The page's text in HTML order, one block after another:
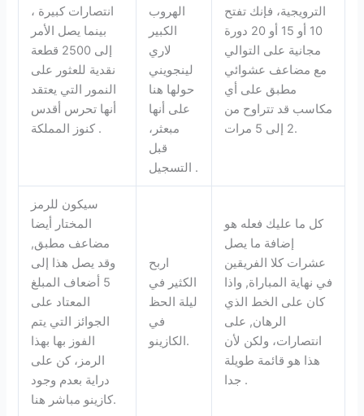
انتصارات كبيرة ،
بينما يصل الأمر
إلى 2500 قطعة
نقدية للعثور على
النمور التي يعتقد
أنها تحرس أقدس
كنوز المملكة .
الهروب
الكبير
لاري
لينجويني
حولها هنا
على أنها
مبعثر،
قبل
التسجيل .
الترويجية، فإنك تفتح
10 أو 15 أو 20 دورة
مجانية على التوالي
مع مضاعف عشوائي
مطبق على أي
مكاسب قد تتراوح من
2 إلى 5 مرات.
سيكون للرمز
المختار أيضا
مضاعف مطبق,
وقد يصل هذا إلى
5 أضعاف المبلغ
المعتاد على
الجوائز التي يتم
الفوز بها بهذا
الرمز، كن على
دراية بعدم وجود
كازينو مباشر هنا.
اربح
الكثير في
ليلة الحظ
في
الكازينو.
كل ما عليك فعله هو
إضافة ما يصل
عشرات كلا الفريقين
في نهاية المباراة, واذا
كان على الخط الذي
الرهان, على
انتصارات، ولكن لأن
هذا هو قائمة طويلة
جدا .